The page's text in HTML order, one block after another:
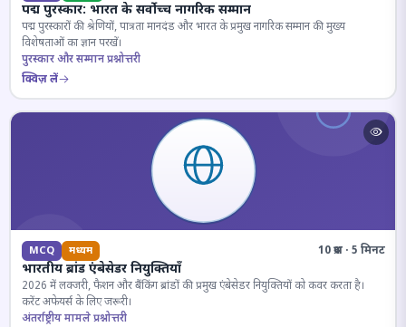
पद्म पुरस्कार: भारत के सर्वोच्च नागरिक सम्मान
पद्म पुरस्कारों की श्रेणियों, पात्रता मानदंड और भारत के प्रमुख नागरिक सम्मान की मुख्य
विशेषताओं का ज्ञान परखें।
पुरस्कार और सम्मान प्रश्नोत्तरी
क्विज़ लें
MCQ मध्यम 10 प्रश्न · 5 मिनट
भारतीय ब्रांड एंबेसेडर नियुक्तियाँ
2026 में लक्जरी, फैशन और बैंकिंग ब्रांडों की प्रमुख एंबेसेडर नियुक्तियों को कवर करता है।
करेंट अफेयर्स के लिए जरूरी।
अंतर्राष्ट्रीय मामले प्रश्नोत्तरी